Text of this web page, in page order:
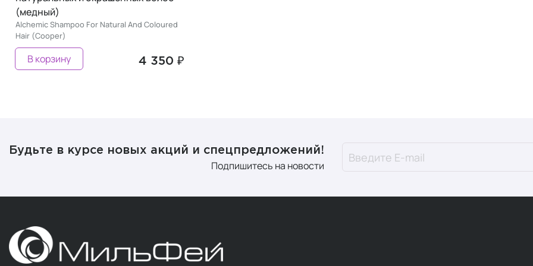
(медный)
Alchemic Shampoo For Natural And Coloured
Hair (Cooper)
4 350 ₽
В корзину
Будьте в курсе новых акций и спецпредложений!
Подпишитесь на новости